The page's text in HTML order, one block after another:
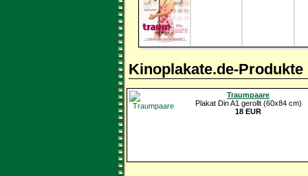
Kinoplakate.de-Produkte
Traumpaare
Plakat Din A1 gerollt (60x84 cm)
18 EUR